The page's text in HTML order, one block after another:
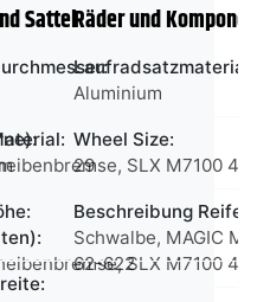
SLX M7100 4
SLX M7100 4
SattelRäder und
Aluminium
Wheel Size:
29
Beschreibung
Schwalbe, MAGIC
62-622